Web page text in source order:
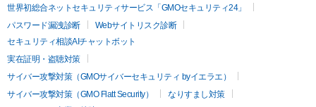
世界初総合ネットセキュリティサービス「GMOセキュリティ24」
パスワード漏洩診断
Webサイトリスク診断
セキュリティ相談AIチャットボット
実在証明・盗聴対策
サイバー攻撃対策（GMOサイバーセキュリティ byイエラエ）
サイバー攻撃対策（GMO Flatt Security）
なりすまし対策